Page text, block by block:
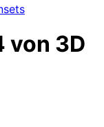
von 3D